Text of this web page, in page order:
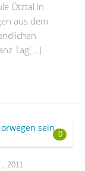
Ötztal in
aus dem
Tag[…]
0
2011